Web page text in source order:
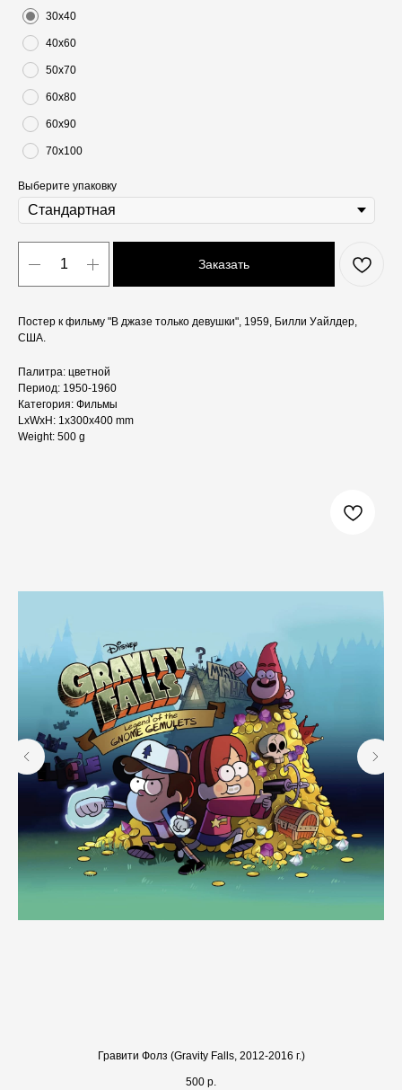
30х40
40х60
50х70
60х80
60х90
70х100
Выберите упаковку
Заказать
Постер к фильму "В джазе только девушки", 1959, Билли Уайлдер,
США.
Палитра: цветной
Период: 1950-1960
Категория: Фильмы
LxWxH: 1x300x400 mm
Weight: 500 g
Гравити Фолз (Gravity Falls, 2012-2016 г.)
500 р.